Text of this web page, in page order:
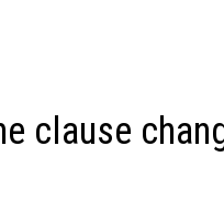
clause